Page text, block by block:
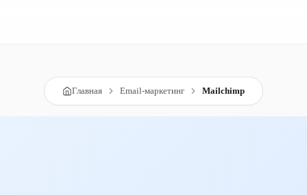
Главная Email-маркетинг Mailchimp